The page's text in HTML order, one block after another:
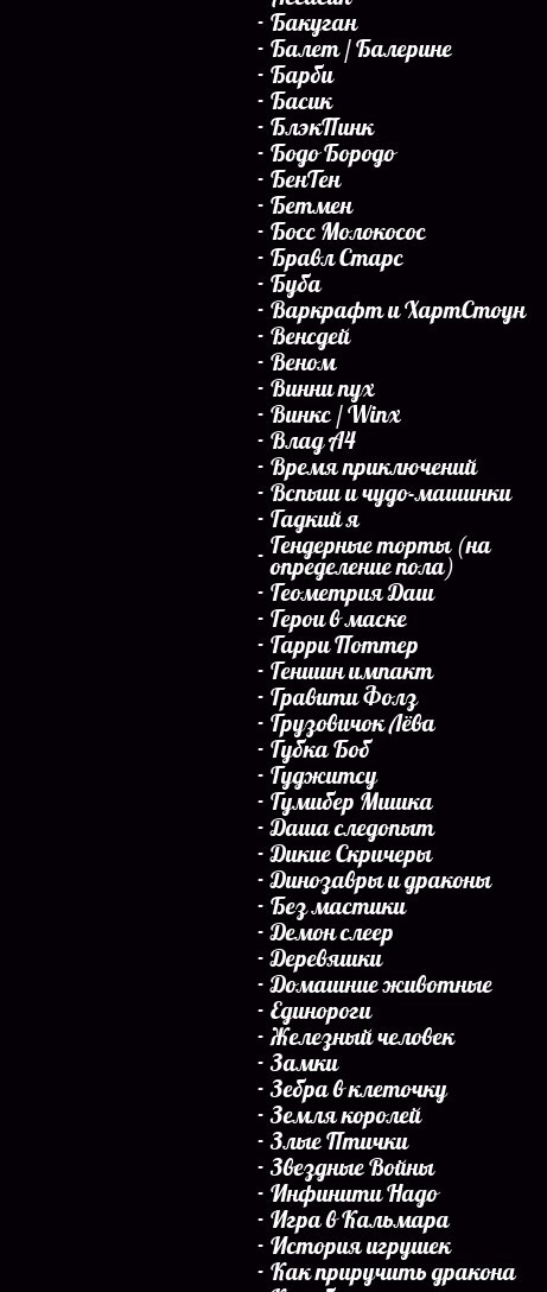
Бакуган
Балет / Балерине
Барби
Басик
БлэкПинк
Бодо Бородо
БенТен
Бетмен
Босс Молокосос
Бравл Старс
Буба
Варкрафт и ХартСтоун
Венсдей
Веном
Винни пух
Винкс / Winx
Влад А4
Время приключений
Вспыш и чудо-машинки
Гадкий я
Гендерные торты (на
определение пола)
Геометрия Даш
Герои в маске
Гарри Поттер
Геншин импакт
Гравити Фолз
Грузовичок Лёва
Губка Боб
Гуджитсу
Гумибер Мишка
Даша следопыт
Дикие Скричеры
Динозавры и драконы
Без мастики
Демон слеер
Деревяшки
Домашние животные
Единороги
Железный человек
Замки
Зебра в клеточку
Земля королей
Злые Птички
Звездные Войны
Инфинити Надо
Игра в Кальмара
История игрушек
Как приручить дракона